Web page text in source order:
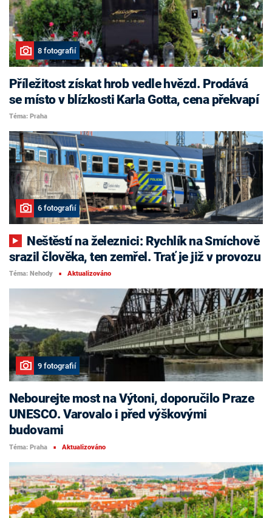
8 fotografií
Příležitost získat hrob vedle hvězd. Prodává
se místo v blízkosti Karla Gotta, cena překvapí
Téma: Praha
6 fotografií
srazil člověka, ten zemřel. Trať je již v provozu
Téma: Nehody ■ Aktualizováno
9 fotografií
Nebourejte most na Výtoni, doporučilo Praze
UNESCO. Varovalo i před výškovými
budovami
Téma: Praha ■ Aktualizováno